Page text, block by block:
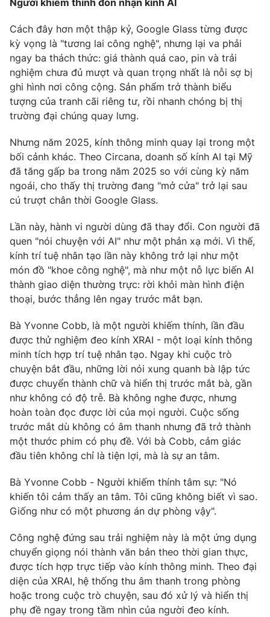
Nguyễn Trọng Ninh
Tổng đài VTV:024.38 355 931 - 024.38 355 932
Ðiện thoại Thời báo VTV:024.66 897 897
Email:toasoan@vtv.vn
Liên hệ quảng cáo: 024-7300.7108
® Cấm sao chép dưới mọi hình thức nếu không có sự chấp
thuận bằng văn bản. Ghi rõ nguồn VTV.vn khi phát hành lại
thông tin từ website này.
Người khiếm thính đón nhận kính AI
Cách đây hơn một thập kỷ, Google Glass từng được
kỳ vọng là "tương lai công nghệ", nhưng lại va phải
ngay ba thách thức: giá thành quá cao, pin và trải
nghiệm chưa đủ mượt và quan trọng nhất là nỗi sợ bị
ghi hình nơi công cộng. Sản phẩm trở thành biểu
tượng của tranh cãi riêng tư, rồi nhanh chóng bị thị
trường đại chúng quay lưng.
Nhưng năm 2025, kính thông minh quay lại trong một
bối cảnh khác. Theo Circana, doanh số kính AI tại Mỹ
đã tăng gấp ba trong năm 2025 so với cùng kỳ năm
ngoái, cho thấy thị trường đang "mở cửa" trở lại sau
cú trượt chân thời Google Glass.
Lần này, hành vi người dùng đã thay đổi. Con người đã
quen "nói chuyện với AI" như một phản xạ mới. Vì thế,
kính trí tuệ nhân tạo lần này không trở lại như một
món đồ "khoe công nghệ", mà như một nỗ lực biến AI
thành giao diện thường trực: rời khỏi màn hình điện
thoại, bước thẳng lên ngay trước mắt bạn.
Bà Yvonne Cobb, là một người khiếm thính, lần đầu
được thử nghiệm đeo kính XRAI - một loại kính thông
minh tích hợp trí tuệ nhân tạo. Ngay khi cuộc trò
chuyện bắt đầu, những lời nói xung quanh bà lập tức
được chuyển thành chữ và hiển thị trước mắt bà, gần
như không có độ trễ. Bà không nghe được, nhưng
hoàn toàn đọc được lời của mọi người. Cuộc sống
trước mắt dù không có âm thanh nhưng đã trở thành
một thước phim có phụ đề. Với bà Cobb, cảm giác
đầu tiên không chỉ là tiện lợi, mà là sự an tâm.
Bà Yvonne Cobb - Người khiếm thính tâm sự: "Nó
khiến tôi cảm thấy an tâm. Tôi cũng không biết vì sao.
Giống như có một phương án dự phòng vậy".
Công nghệ đứng sau trải nghiệm này là một ứng dụng
chuyển giọng nói thành văn bản theo thời gian thực,
được tích hợp trực tiếp vào kính thông minh. Theo đại
diện của XRAI, hệ thống thu âm thanh trong phòng
hoặc trong cuộc trò chuyện, sau đó xử lý và hiển thị
phụ đề ngay trong tầm nhìn của người đeo kính.